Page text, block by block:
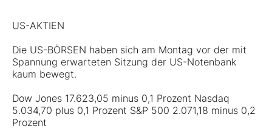
US-AKTIEN
Die US-BÖRSEN haben sich am Montag vor der mit
Spannung erwarteten Sitzung der US-Notenbank
kaum bewegt.
Dow Jones 17.623,05 minus 0,1 Prozent Nasdaq
5.034,70 plus 0,1 Prozent S&P 500 2.071,18 minus 0,2
Prozent